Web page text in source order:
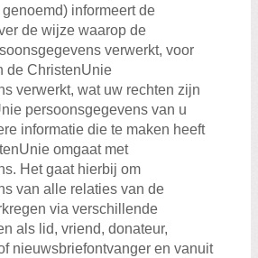
informeert de
de wijze waarop de
verwerkt, voor
de ChristenUnie
verwerkt, wat uw rechten zijn
persoonsgegevens van u
informatie die te maken heeft
omgaat met
Het gaat hierbij om
van alle relaties van de
via verschillende
als lid, vriend, donateur,
nieuwsbriefontvanger en vanuit